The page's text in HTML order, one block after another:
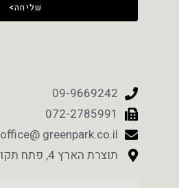
שליחה>
09-9669242
072-2785991
office@ greenpark.co.il
תוצרת הארץ 4, פתח תקווה, ישראל